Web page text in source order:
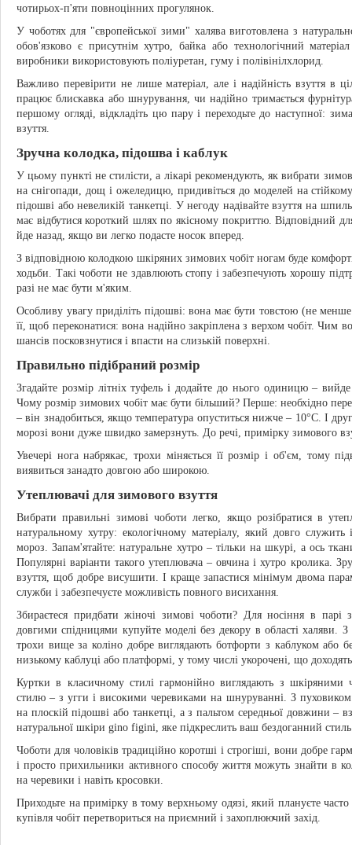
чотирьох-п'яти повноцінних прогулянок.
У чоботях для "європейської зими" халява виготовлена з
обов'язково є присутнім хутро, байка або технологічний
виробники використовують поліуретан, гуму і полівінілхлорид.
Важливо перевірити не лише матеріал, але і надійність взуття в
працює блискавка або шнурування, чи надійно тримається
першому огляді, відкладіть цю пару і переходьте до наступної:
взуття.
Зручна колодка, підошва і каблук
У цьому пункті не стилісти, а лікарі рекомендують, як вибрати
на снігопади, дощ і ожеледицю, придивіться до моделей на
підошві або невеликій танкетці. У негоду надівайте взуття на
має відбутися короткий шлях по якісному покриттю. Відповідний
йде назад, якщо ви легко подасте носок вперед.
З відповідною колодкою шкіряних зимових чобіт ногам буде
ходьби. Такі чоботи не здавлюють стопу і забезпечують хорошу
разі не має бути м'яким.
Особливу увагу приділіть підошві: вона має бути товстою (не
її, щоб переконатися: вона надійно закріплена з верхом чобіт.
шансів посковзнутися і впасти на слизькій поверхні.
Правильно підібраний розмір
Згадайте розмір літніх туфель і додайте до нього одиницю –
Чому розмір зимових чобіт має бути більший? Перше: необхідно
– він знадобиться, якщо температура опуститься нижче – 10°C. І
морозі вони дуже швидко замерзнуть. До речі, примірку зимового
Увечері нога набрякає, трохи міняється її розмір і об'єм, тому
виявиться занадто довгою або широкою.
Утеплювачі для зимового взуття
Вибрати правильні зимові чоботи легко, якщо розібратися в
натуральному хутру: екологічному матеріалу, який довго
мороз. Запам'ятайте: натуральне хутро – тільки на шкурі, а ось
Популярні варіанти такого утеплювача – овчина і хутро кролика.
взуття, щоб добре висушити. І краще запастися мінімум двома
служби і забезпечуєте можливість повного висихання.
Збираєтеся придбати жіночі зимові чоботи? Для носіння в
довгими спідницями купуйте моделі без декору в області халяви.
трохи вище за коліно добре виглядають ботфорти з каблуком або
низькому каблуці або платформі, у тому числі укорочені, що
Куртки в класичному стилі гармонійно виглядають з шкіряними
стилю – з угги і високими черевиками на шнуруванні. З
на плоскій підошві або танкетці, а з пальтом середньої довжини –
натуральної шкіри ginо figini, яке підкреслить ваш бездоганний стиль
Чоботи для чоловіків традиційно коротші і строгіші, вони добре
і просто прихильники активного способу життя можуть знайти в
на черевики і навіть кросовки.
Приходьте на примірку в тому верхньому одязі, який плануєте
купівля чобіт перетвориться на приємний і захоплюючий захід.